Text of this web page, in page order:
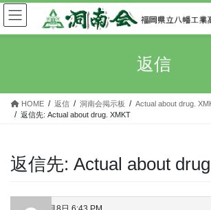
コ
ン
テ
ス
ナ
ビ
ゲ
ン
返信
HOME 返信 洞南会掲示板
Actual about drug.
返信先: Actual about drug. XMKT
返信先: Actual about